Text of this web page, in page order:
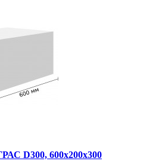
D300, 600x200x300